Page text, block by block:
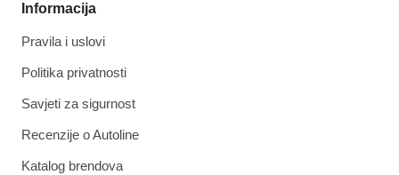
Informacija
Pravila i uslovi
Politika privatnosti
Savjeti za sigurnost
Recenzije o Autoline
Katalog brendova